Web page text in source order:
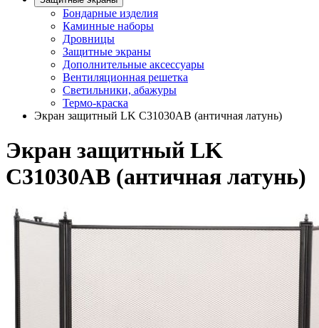
Бондарные изделия
Каминные наборы
Дровницы
Защитные экраны
Дополнительные аксессуары
Вентиляционная решетка
Светильники, абажуры
Термо-краска
Экран защитный LK C31030AB (античная латунь)
Экран защитный LK
C31030AB (античная латунь)